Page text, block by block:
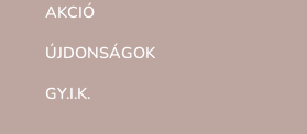
AKCIÓ
ÚJDONSÁGOK
GY.I.K.